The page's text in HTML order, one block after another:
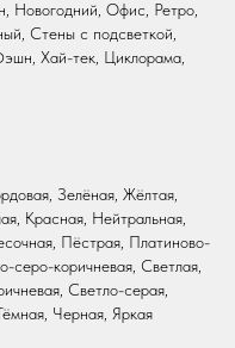
Новогодний, Офис, Ретро,
Стены с подсветкой,
Хай-тек, Циклорама,
Зелёная, Жёлтая,
Красная, Нейтральная,
Пёстрая, Платиново-
серо-коричневая, Светлая,
Светло-серая,
Черная, Яркая